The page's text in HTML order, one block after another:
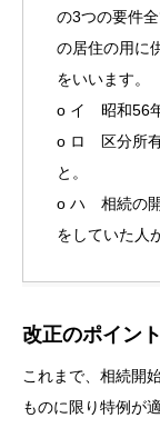
の3つの要件
の居住の用に
をいいます。
o イ 昭和56年
o ロ 区分所有
と。
o ハ 相続の開
をしていた人
改正のポイント
これまで、相続開
ものに限り特例が